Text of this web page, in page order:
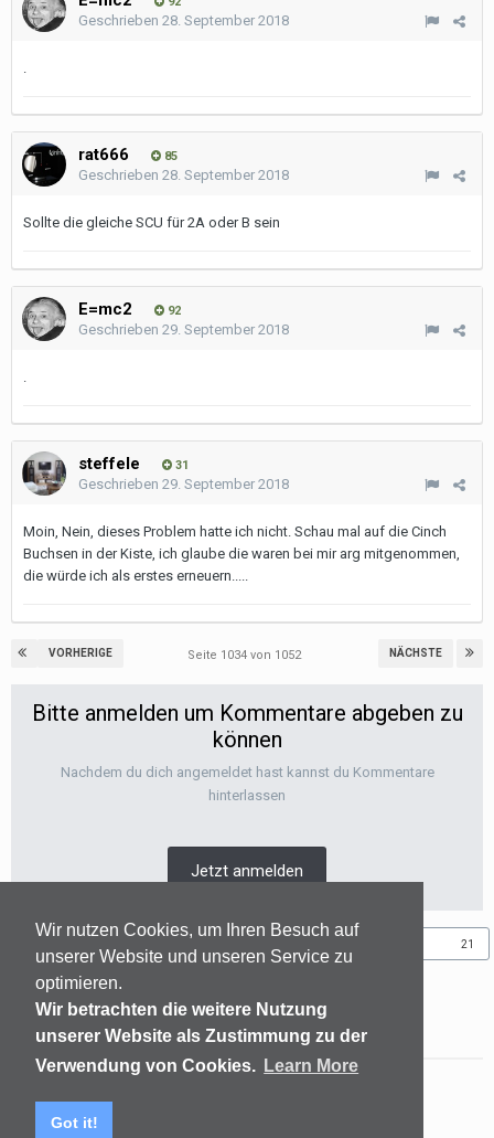
Wir nutzen Cookies, um Ihren Besuch auf
unserer Website und unseren Service zu
optimieren.
Wir betrachten die weitere Nutzung
unserer Website als Zustimmung zu der
Verwendung von Cookies. Learn More
Got it!
Geschrieben 28. September 2018
.
rat666 85
Geschrieben 28. September 2018
Sollte die gleiche SCU für 2A oder B sein
E=mc2 92
Geschrieben 29. September 2018
.
steffele 31
Geschrieben 29. September 2018
Moin, Nein, dieses Problem hatte ich nicht. Schau mal auf die Cinch
Buchsen in der Kiste, ich glaube die waren bei mir arg mitgenommen,
die würde ich als erstes erneuern.....
VORHERIGE NÄCHSTE
Seite 1034 von 1052
Bitte anmelden um Kommentare abgeben zu
können
Nachdem du dich angemeldet hast kannst du Kommentare
hinterlassen
Jetzt anmelden
21
GEHE ZUR THEMENÜBERSICHT
Sprachen